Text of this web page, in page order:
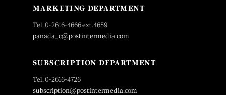
MARKETING DEPARTMENT
Tel. 0-2616-4666 ext.4659
panada_c@postintermedia.com
SUBSCRIPTION DEPARTMENT
Tel. 0-2616-4726
subscription@postintermedia.com